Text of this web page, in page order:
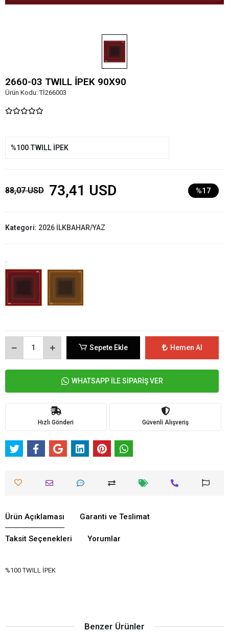
2660-03 TWILL İPEK 90X90
Ürün Kodu:Tİ266003
%100 TWILL İPEK
88,07 USD 73,41 USD %17
Kategori: 2026 İLKBAHAR/YAZ
:
Sepete Ekle Hemen Al
WHATSAPP İLE SİPARİŞ VER
Hızlı Gönderi Güvenli Alışveriş
Ürün Açıklaması Garanti ve Teslimat
Taksit Seçenekleri Yorumlar
%100 TWILL İPEK
Benzer Ürünler